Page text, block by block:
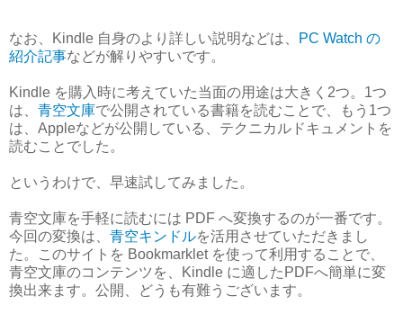
なお、Kindle 自身のより詳しい説明などは、
PC Watch の
紹介記事などが解りやすいです。
Kindle を購入時に考えていた当面の用途は大きく2つ。1つ
は、 青空文庫で公開されている書籍を読むことで、もう1つ
は、Appleなどが公開している、テクニカルドキュメントを
読むことでした。
というわけで、早速試してみました。
青空文庫を手軽に読むには PDF へ変換するのが一番です。
今回の変換は、 青空キンドルを活用させていただきまし
た。このサイトを Bookmarklet を使って利用することで、
青空文庫のコンテンツを、Kindle に適したPDFへ簡単に変
換出来ます。公開、どうも有難うございます。